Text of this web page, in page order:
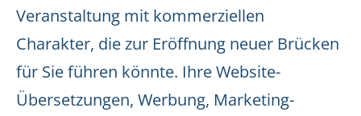
Veranstaltung mit kommerziellen
Charakter, die zur Eröffnung neuer Brücken
für Sie führen könnte. Ihre Website-
Übersetzungen, Werbung, Marketing-